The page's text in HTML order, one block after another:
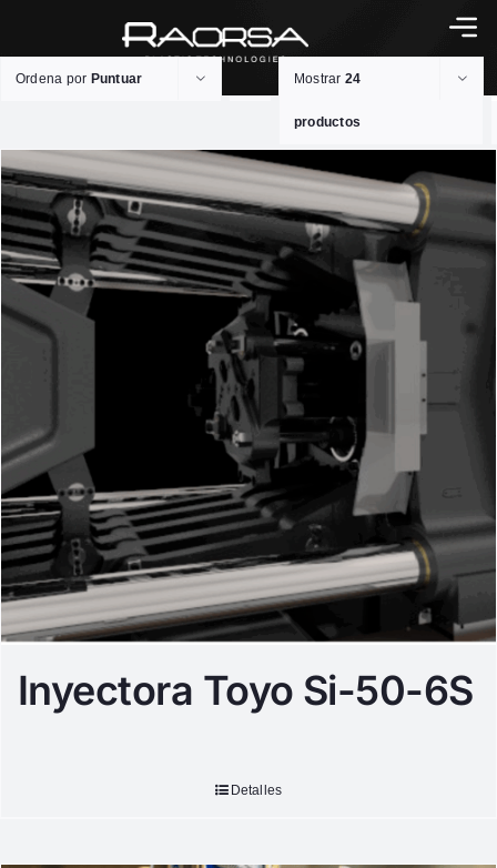
Ordena por Puntuar Mostrar 24
productos
Inyectora Toyo Si-50-6S
Detalles